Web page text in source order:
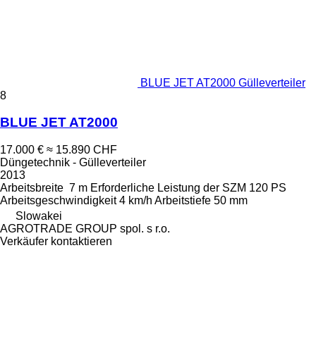
BLUE JET AT2000 Gülleverteiler
8
BLUE JET AT2000
17.000 € ≈ 15.890 CHF
Düngetechnik - Gülleverteiler
2013
Arbeitsbreite 7 m Erforderliche Leistung der SZM 120 PS
Arbeitsgeschwindigkeit 4 km/h Arbeitstiefe 50 mm
Slowakei
AGROTRADE GROUP spol. s r.o.
Verkäufer kontaktieren